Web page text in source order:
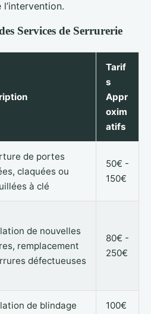
Services de Serrurerie
Tarif
s
Appr
oxim
atifs
de portes
claquées ou
à clé
50€ -
150€
de nouvelles
remplacement
défectueuses
80€ -
250€
de blindage
100€